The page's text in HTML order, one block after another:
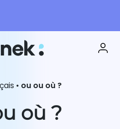
• ou ou où ?
où ?